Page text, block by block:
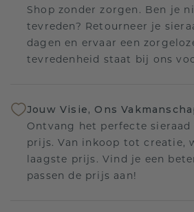
Shop zonder zorgen. Ben je
tevreden? Retourneer je
dagen en ervaar een
tevredenheid staat bij ons
Jouw Visie, Ons
Ontvang het perfecte sieraad
prijs. Van inkoop tot creatie,
laagste prijs. Vind je een
passen de prijs aan!